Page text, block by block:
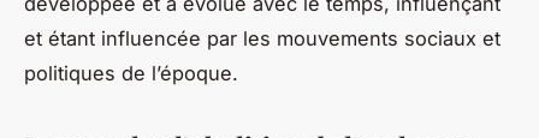
et étant influencée par les mouvements sociaux et
politiques de l’époque.